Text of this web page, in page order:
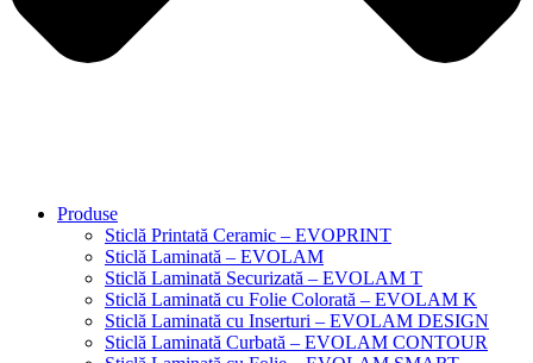
Produse
Sticlă Printată Ceramic – EVOPRINT
Sticlă Laminată – EVOLAM
Sticlă Laminată Securizată – EVOLAM T
Sticlă Laminată cu Folie Colorată – EVOLAM K
Sticlă Laminată cu Inserturi – EVOLAM DESIGN
Sticlă Laminată Curbată – EVOLAM CONTOUR